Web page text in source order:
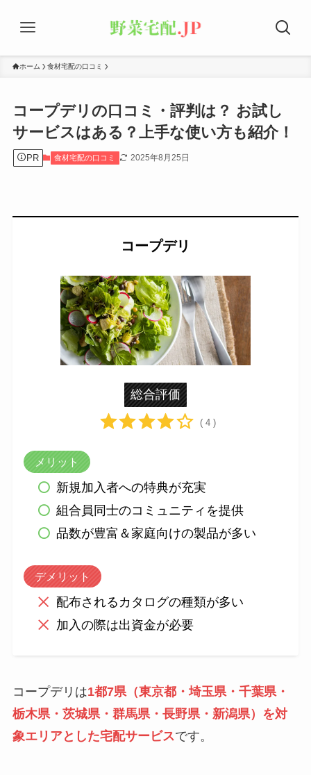
ホーム 食材宅配の口コミ
コープデリの口コミ・評判は？ お試し
サービスはある？上手な使い方も紹介！
PR 食材宅配の口コミ 2025年8月25日
コープデリ
総合評価
( 4 )
メリット
新規加入者への特典が充実
組合員同士のコミュニティを提供
品数が豊富＆家庭向けの製品が多い
デメリット
配布されるカタログの種類が多い
加入の際は出資金が必要
コープデリは1都7県（東京都・埼玉県・千葉県・
栃木県・茨城県・群馬県・長野県・新潟県）を対
象エリアとした宅配サービスです。